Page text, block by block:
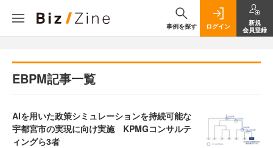
事例を探す ログイン
新規
会員登録
EBPM記事一覧
AIを用いた政策シミュレーションを持続可能な
宇都宮市の実現に向け実施 KPMGコンサルテ
ィングら3者